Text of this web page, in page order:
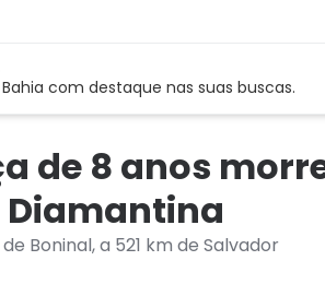
com destaque nas suas buscas.
de 8 anos
Boninal, a 521 km de Salvador